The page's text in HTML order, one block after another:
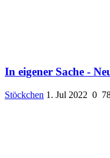
In eigener Sache -
Stöckchen 1. Jul 2022 0